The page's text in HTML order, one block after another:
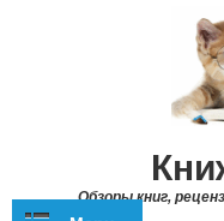
Обзоры книг,